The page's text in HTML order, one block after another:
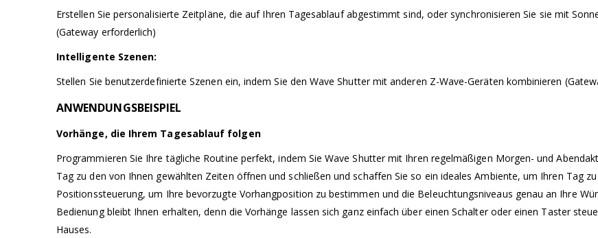
Erstellen Sie personalisierte Zeitpläne, die auf Ihren Tagesablauf abgestimmt sind, oder synchronisieren Sie sie mit
(Gateway erforderlich)
Intelligente Szenen:
Stellen Sie benutzerdefinierte Szenen ein, indem Sie den Wave Shutter mit anderen Z-Wave-Geräten kombinieren
ANWENDUNGSBEISPIEL
Vorhänge, die Ihrem Tagesablauf folgen
Programmieren Sie Ihre tägliche Routine perfekt, indem Sie Wave Shutter mit Ihren regelmäßigen Morgen- und
Tag zu den von Ihnen gewählten Zeiten öffnen und schließen und schaffen Sie so ein ideales Ambiente, um Ihren Tag
Positionssteuerung, um Ihre bevorzugte Vorhangposition zu bestimmen und die Beleuchtungsniveaus genau an Ihre
Bedienung bleibt Ihnen erhalten, denn die Vorhänge lassen sich ganz einfach über einen Schalter oder einen Taster
Hauses.